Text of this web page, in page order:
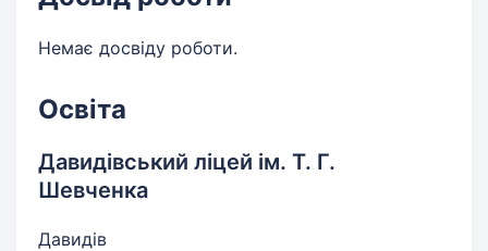
Немає досвіду роботи.
Освіта
Давидівський ліцей ім. Т. Г.
Шевченка
Давидів